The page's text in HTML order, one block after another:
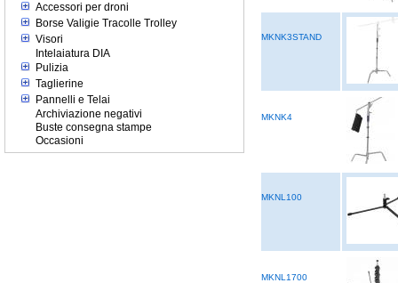
Accessori per droni
Borse Valigie Tracolle Trolley
Visori
Intelaiatura DIA
Pulizia
Taglierine
Pannelli e Telai
Archiviazione negativi
Buste consegna stampe
Occasioni
MKNK3STAND
MKNK4
MKNL100
MKNL1700